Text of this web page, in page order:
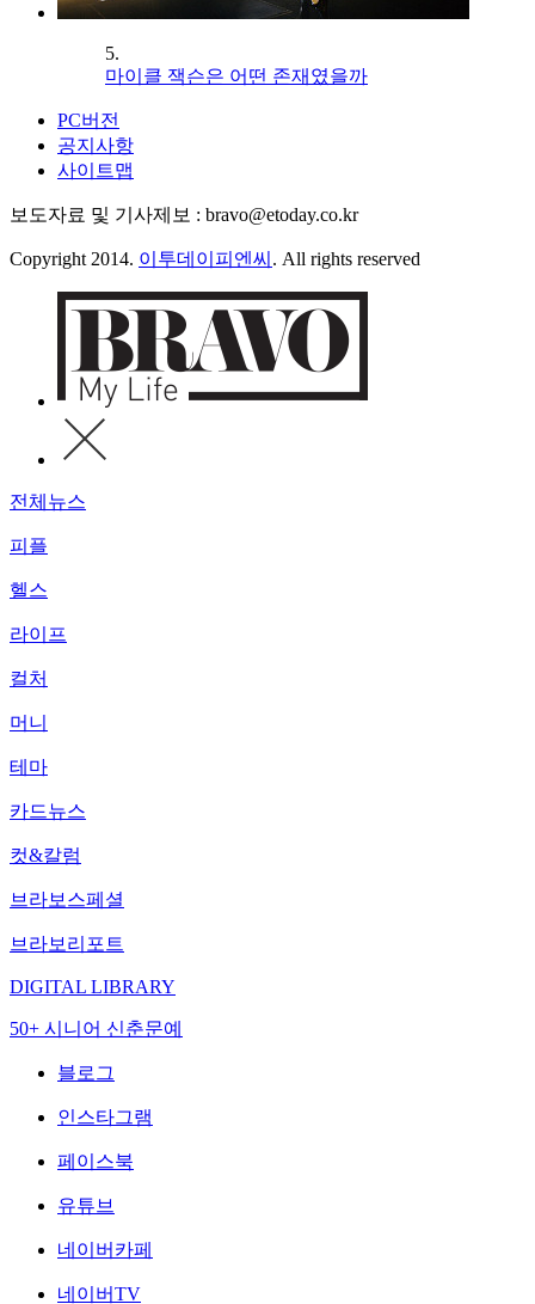
5.
마이클 잭슨은 어떤 존재였을까
PC버전
공지사항
사이트맵
보도자료 및 기사제보 : bravo@etoday.co.kr
Copyright 2014. 이투데이피엔씨 . All rights reserved
전체뉴스
피플
헬스
라이프
컬처
머니
테마
카드뉴스
컷&칼럼
브라보스페셜
브라보리포트
DIGITAL LIBRARY
50+ 시니어 신춘문예
블로그
인스타그램
페이스북
유튜브
네이버카페
네이버TV